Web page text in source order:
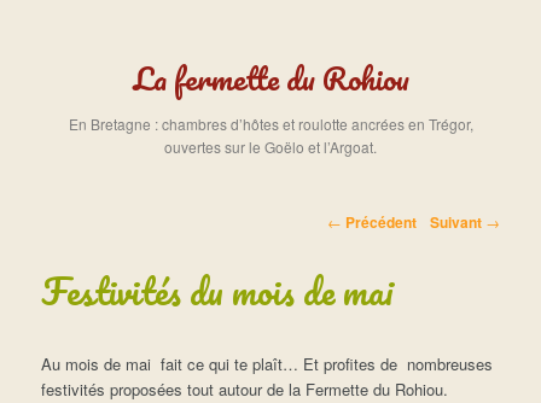
La fermette du Rohiou
En Bretagne : chambres d’hôtes et roulotte ancrées en Trégor,
ouvertes sur le Goëlo et l’Argoat.
Navigation des articles
← Précédent Suivant →
Festivités du mois de mai
Au mois de mai fait ce qui te plaît… Et profites de nombreuses
festivités proposées tout autour de la Fermette du Rohiou.